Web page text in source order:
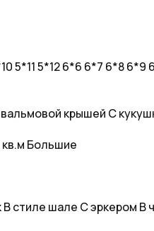
5*115*126*6 6*7 6*86*9
крышей С
Большие
В стиле шале С эркером В